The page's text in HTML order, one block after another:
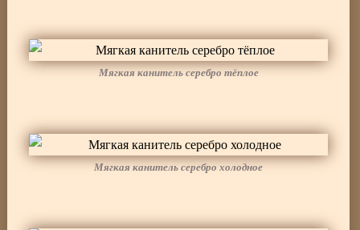
Мягкая канитель серебро тёплое
Мягкая канитель серебро холодное